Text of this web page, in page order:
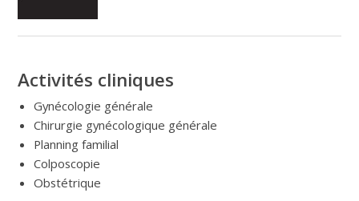
Activités cliniques
Gynécologie générale
Chirurgie gynécologique générale
Planning familial
Colposcopie
Obstétrique